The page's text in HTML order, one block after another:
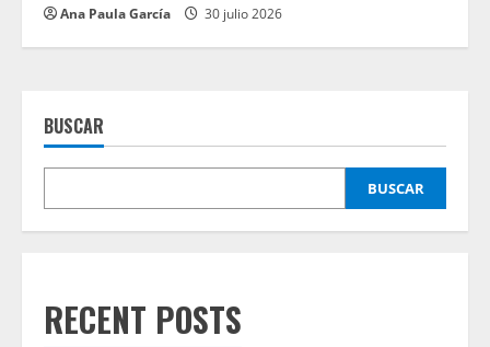
Ana Paula García 30 julio 2026
BUSCAR
BUSCAR
RECENT POSTS